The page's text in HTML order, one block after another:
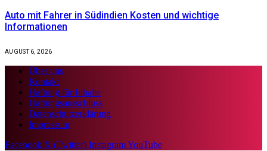
Auto mit Fahrer in Südindien Kosten und wichtige
Informationen
AUGUST 6, 2026
Über uns
Kontakt
Haftung für Inhalte
Haftungsausschluss
Datenschutzerklärung
Impressum
Facebook X (Twitter) InstagramYouTube